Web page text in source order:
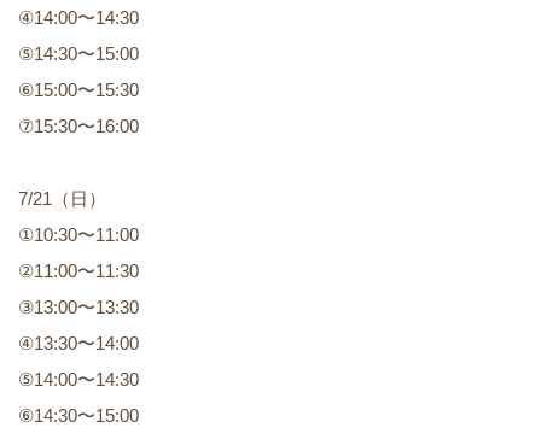
④14:00〜14:30
⑤14:30〜15:00
⑥15:00〜15:30
⑦15:30〜16:00
7/21（日）
①10:30〜11:00
②11:00〜11:30
③13:00〜13:30
④13:30〜14:00
⑤14:00〜14:30
⑥14:30〜15:00